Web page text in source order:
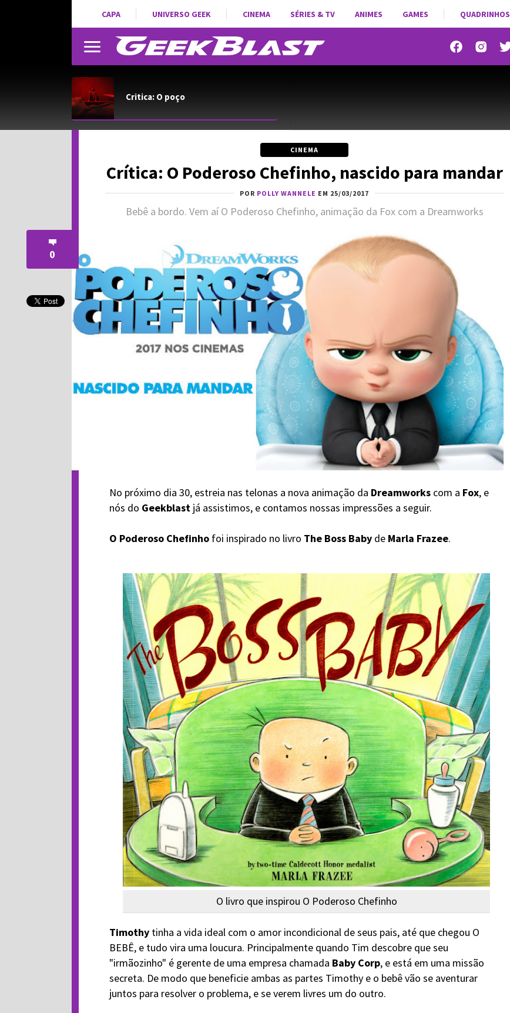
CAPA UNIVERSO GEEK CINEMA SÉRIES & TV ANIMES GAMES QUADRINHOS
Critica: O poço
CINEMA
Crítica: O Poderoso Chefinho, nascido para mandar
POR POLLY WANNELE EM 25/03/2017
Bebê a bordo. Vem aí O Poderoso Chefinho, animação da Fox com a Dreamworks
No próximo dia 30, estreia nas telonas a nova animação da Dreamworkscom a Fox, e
nós do Geekblastjá assistimos, e contamos nossas impressões a seguir.
O Poderoso Chefinhofoi inspirado no livro The Boss Babyde Marla Frazee.
O livro que inspirou O Poderoso Chefinho
Timothytinha a vida ideal com o amor incondicional de seus pais, até que chegou O
BEBÊ, e tudo vira uma loucura. Principalmente quando Tim descobre que seu
"irmãozinho" é gerente de uma empresa chamada Baby Corp, e está em uma missão
secreta. De modo que beneficie ambas as partes Timothy e o bebê vão se aventurar
juntos para resolver o problema, e se verem livres um do outro.
0